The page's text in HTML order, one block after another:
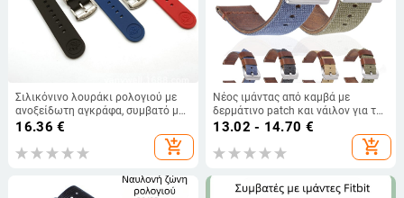
Σιλικόνινο λουράκι ρολογιού με
ανοξείδωτη αγκράφα, συμβατό με
ρολόγια κατάδυσης Seiko
16.36 €
add_shopping_cart
Νέος ιμάντας από καμβά με
δερμάτινο patch και νάιλον για το
Huawei GT 3 Smartwatch,
20/22/24 mm, Oilskin βραχιόλι
13.02 - 14.70 €
add_shopping_cart